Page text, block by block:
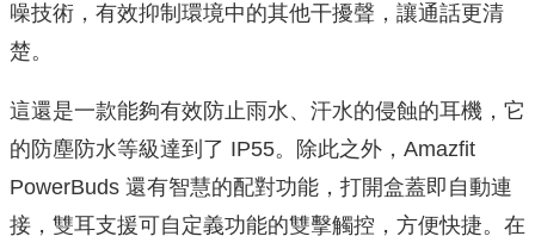
噪技術，有效抑制環境中的其他干擾聲，讓通話更清
楚。
這還是一款能夠有效防止雨水、汗水的侵蝕的耳機，它
的防塵防水等級達到了 IP55。除此之外，Amazfit
PowerBuds 還有智慧的配對功能，打開盒蓋即自動連
接，雙耳支援可自定義功能的雙擊觸控，方便快捷。在